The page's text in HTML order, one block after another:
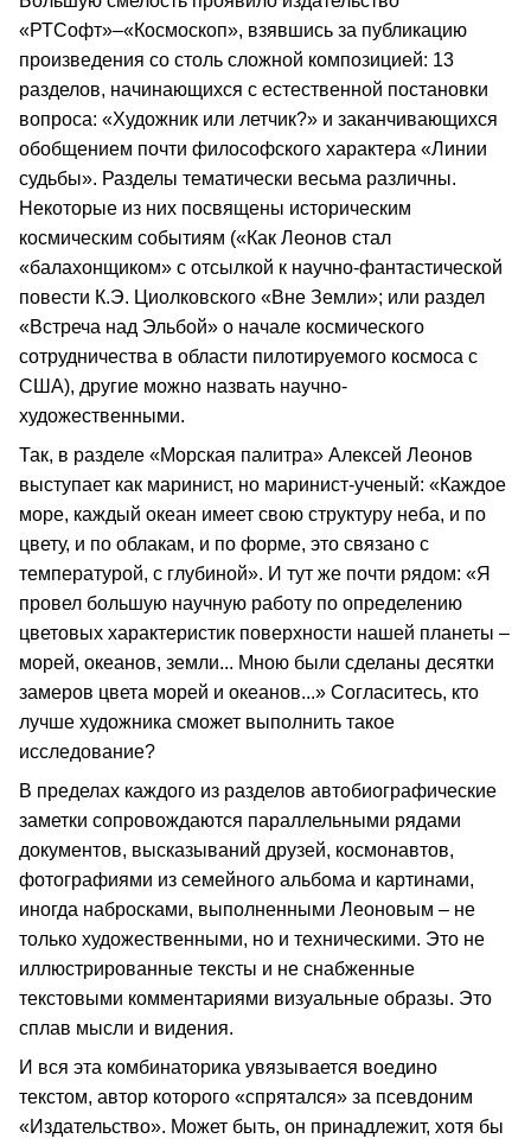
«РТСофт»–«Космоскоп», взявшись за публикацию
произведения со столь сложной композицией: 13
разделов, начинающихся с естественной постановки
вопроса: «Художник или летчик?» и заканчивающихся
обобщением почти философского характера «Линии
судьбы». Разделы тематически весьма различны.
Некоторые из них посвящены историческим
космическим событиям («Как Леонов стал
«балахонщиком» с отсылкой к научно-фантастической
повести К.Э. Циолковского «Вне Земли»; или раздел
«Встреча над Эльбой» о начале космического
сотрудничества в области пилотируемого космоса с
США), другие можно назвать научно-
художественными.
Так, в разделе «Морская палитра» Алексей Леонов
выступает как маринист, но маринист-ученый: «Каждое
море, каждый океан имеет свою структуру неба, и по
цвету, и по облакам, и по форме, это связано с
температурой, с глубиной». И тут же почти рядом: «Я
провел большую научную работу по определению
цветовых характеристик поверхности нашей планеты –
морей, океанов, земли... Мною были сделаны десятки
замеров цвета морей и океанов...» Согласитесь, кто
лучше художника сможет выполнить такое
исследование?
В пределах каждого из разделов автобиографические
заметки сопровождаются параллельными рядами
документов, высказываний друзей, космонавтов,
фотографиями из семейного альбома и картинами,
иногда набросками, выполненными Леоновым – не
только художественными, но и техническими. Это не
иллюстрированные тексты и не снабженные
текстовыми комментариями визуальные образы. Это
сплав мысли и видения.
И вся эта комбинаторика увязывается воедино
текстом, автор которого «спрятался» за псевдоним
«Издательство». Может быть, он принадлежит, хотя бы